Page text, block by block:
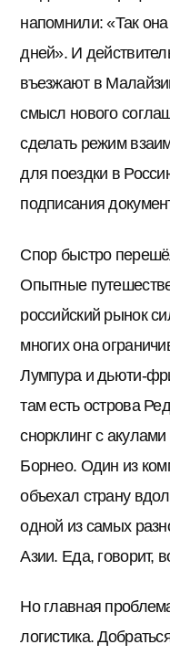
напомнили: «Так
дней». И
въезжают в
смысл нового
сделать режим
для поездки в
подписания
Спор быстро
Опытные
российский рынок
многих она
Лумпура и дьюти-
там есть острова
снорклинг с
Борнео. Один из
объехал страну
одной из самых
Азии. Еда, говорит,
Но главная
логистика.